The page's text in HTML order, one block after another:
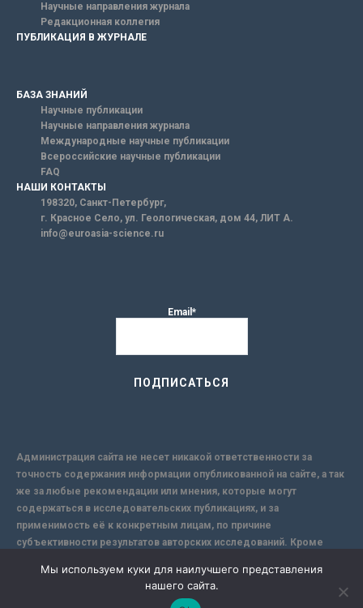
Научные направления журнала
Редакционная коллегия
ПУБЛИКАЦИЯ В ЖУРНАЛЕ
БАЗА ЗНАНИЙ
Научные публикации
Научные направления журнала
Международные научные публикации
Всероссийские научные публикации
FAQ
НАШИ КОНТАКТЫ
198320, Санкт-Петербург,
г. Красное Село, ул. Геологическая, дом 44, ЛИТ А.
info@euroasia-science.ru
Email*
Администрация сайта не несет никакой ответственности за
точность содержания информации опубликованной на сайте, а так
же за любые рекомендации или мнения, которые могут
содержаться в исследовательских публикациях, и за
применимость её к конкретным лицам, по причине
субъективности результатов авторских исследований. Кроме
надежной защиты информации, Сайт не несет ответственности за
Мы используем куки для наилучшего представления
нашего сайта.